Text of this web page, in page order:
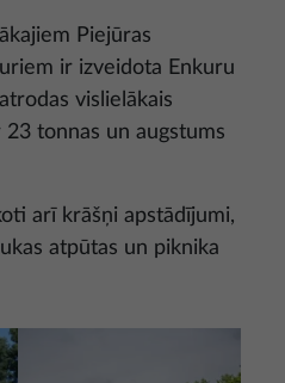
Piejūras
ir izveidota Enkuru
vislielākais
tonnas un augstums
arī krāšņi apstādījumi,
atpūtas un piknika
Attēls